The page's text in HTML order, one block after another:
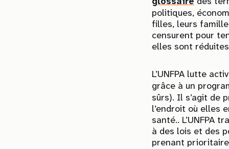
politiques,
filles, leurs
censurent pour
elles sont
L’UNFPA lutte
grâce à un
sûrs). Il s’agit de
l’endroit où elles
santé.. L’UNFPA
à des lois et des
prenant